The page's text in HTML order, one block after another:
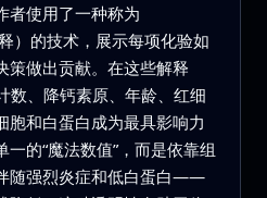
者使用了一种称为
）的技术，展示每项化验如
策做出贡献。在这些解释
数、降钙素原、年龄、红细
胞和白蛋白成为最具影响力
的“魔法数值”，而是依靠组
随强烈炎症和低白蛋白——